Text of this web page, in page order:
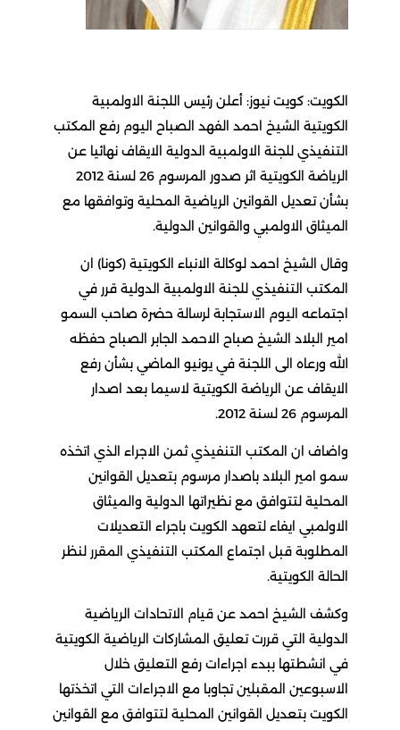
الكويت: كويت نيوز: أعلن رئيس اللجنة الاولمبية
الكويتية الشيخ احمد الفهد الصباح اليوم رفع المكتب
التنفيذي للجنة الاولمبية الدولية الايقاف نهائيا عن
الرياضة الكويتية اثر صدور المرسوم 26 لسنة 2012
بشأن تعديل القوانين الرياضية المحلية وتوافقها مع
الميثاق الاولمبي والقوانين الدولية.
وقال الشيخ احمد لوكالة الانباء الكويتية (كونا) ان
المكتب التنفيذي للجنة الاولمبية الدولية قرر في
اجتماعه اليوم الاستجابة لرسالة حضرة صاحب السمو
امير البلاد الشيخ صباح الاحمد الجابر الصباح حفظه
الله ورعاه الى اللجنة في يونيو الماضي بشأن رفع
الايقاف عن الرياضة الكويتية لاسيما بعد اصدار
المرسوم 26 لسنة 2012.
واضاف ان المكتب التنفيذي ثمن الاجراء الذي اتخذه
سمو امير البلاد باصدار مرسوم بتعديل القوانين
المحلية لتتوافق مع نظيراتها الدولية والميثاق
الاولمبي ايفاء لتعهد الكويت باجراء التعديلات
المطلوبة قبل اجتماع المكتب التنفيذي المقرر لنظر
الحالة الكويتية.
وكشف الشيخ احمد عن قيام الاتحادات الرياضية
الدولية التي قررت تعليق المشاركات الرياضية الكويتية
في انشطتها ببدء اجراءات رفع التعليق خلال
الاسبوعين المقبلين تجاوبا مع الاجراءات التي اتخذتها
الكويت بتعديل القوانين المحلية لتتوافق مع القوانين